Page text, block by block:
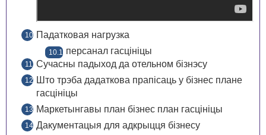
Падатковая нагрузка
персанал гасцініцы
Сучасны падыход да отельном бізнэсу
Што трэба дадаткова прапісаць у бізнес плане
гасцініцы
Маркетынгавы план бізнес план гасцініцы
Дакументацыя для адкрыцця бізнесу